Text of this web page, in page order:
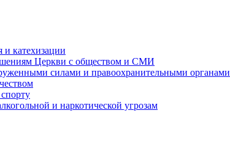
и катехизации
Церкви с обществом и СМИ
силами и правоохранительными органами
и наркотической угрозам